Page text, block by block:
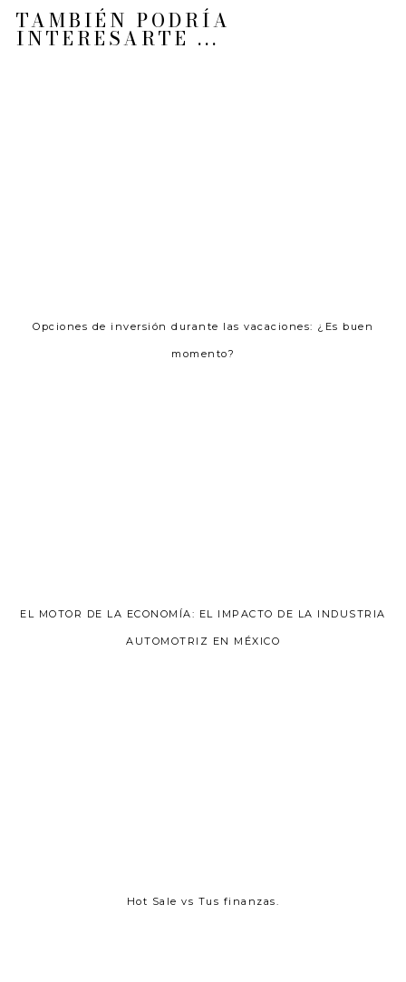
TAMBIÉN PODRÍA
INTERESARTE ...
Opciones de inversión durante las vacaciones: ¿Es buen
momento?
EL MOTOR DE LA ECONOMÍA: EL IMPACTO DE LA INDUSTRIA
AUTOMOTRIZ EN MÉXICO
Hot Sale vs Tus finanzas.